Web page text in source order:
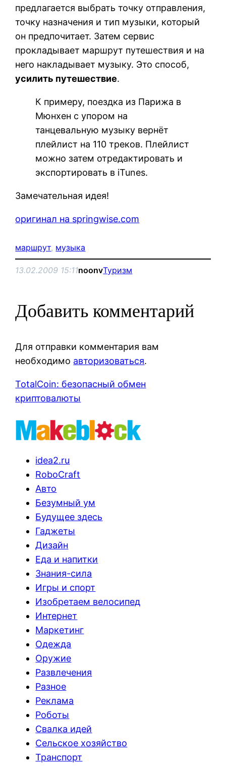
предлагается выбрать точку отправления,
точку назначения и тип музыки, который
он предпочитает. Затем сервис
прокладывает маршрут путешествия и на
него накладывает музыку. Это способ,
усилить путешествие.
К примеру, поездка из Парижа в
Мюнхен c упором на
танцевальную музыку вернёт
плейлист на 110 треков. Плейлист
можно затем отредактировать и
экспортировать в iTunes.
Замечательная идея!
оригинал на springwise.com
маршрут, музыка
13.02.2009 15:11noonvТуризм
Добавить комментарий
Для отправки комментария вам
необходимо авторизоваться.
TotalCoin: безопасный обмен
криптовалюты
idea2.ru
RoboCraft
Авто
Безумный ум
Будущее здесь
Гаджеты
Дизайн
Еда и напитки
Знания-сила
Игры и спорт
Изобретаем велосипед
Интернет
Маркетинг
Одежда
Оружие
Развлечения
Разное
Реклама
Роботы
Свалка идей
Сельское хозяйство
Транспорт